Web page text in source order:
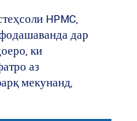
HPMC,
дар
ки
аз
мекунанд,